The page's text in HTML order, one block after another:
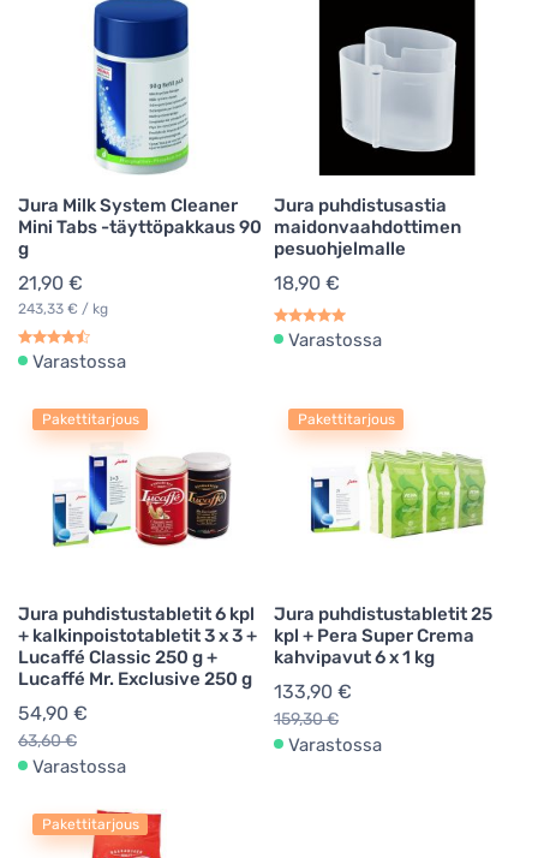
Jura Milk System Cleaner
Mini Tabs -täyttöpakkaus 90
g
21,90 €
243,33 € / kg
Varastossa
Jura puhdistusastia
maidonvaahdottimen
pesuohjelmalle
18,90 €
Varastossa
Pakettitarjous
Jura puhdistustabletit 6 kpl
+ kalkinpoistotabletit 3 x 3 +
Lucaffé Classic 250 g +
Lucaffé Mr. Exclusive 250 g
54,90 €
63,60 €
Varastossa
Pakettitarjous
Jura puhdistustabletit 25
kpl + Pera Super Crema
kahvipavut 6 x 1 kg
133,90 €
159,30 €
Varastossa
Pakettitarjous